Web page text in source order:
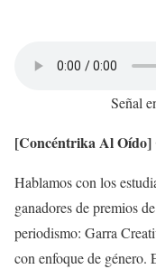
Señal
[Concéntrika Al
Hablamos con los
ganadores de premios
periodismo: Garra
con enfoque de género.